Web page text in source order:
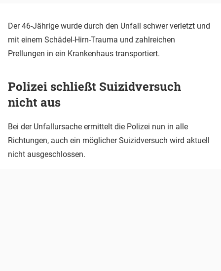
Der 46-Jährige wurde durch den Unfall schwer verletzt und
mit einem Schädel-Hirn-Trauma und zahlreichen
Prellungen in ein Krankenhaus transportiert.
Polizei schließt Suizidversuch
nicht aus
Bei der Unfallursache ermittelt die Polizei nun in alle
Richtungen, auch ein möglicher Suizidversuch wird aktuell
nicht ausgeschlossen.